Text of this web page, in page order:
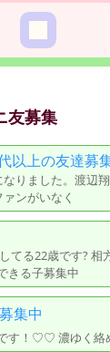
友募集
上の友達募集
りました。渡辺
ンがいなく
てる22歳です? 相
きる子募集中
集中
す！♡♡ 濃ゆく